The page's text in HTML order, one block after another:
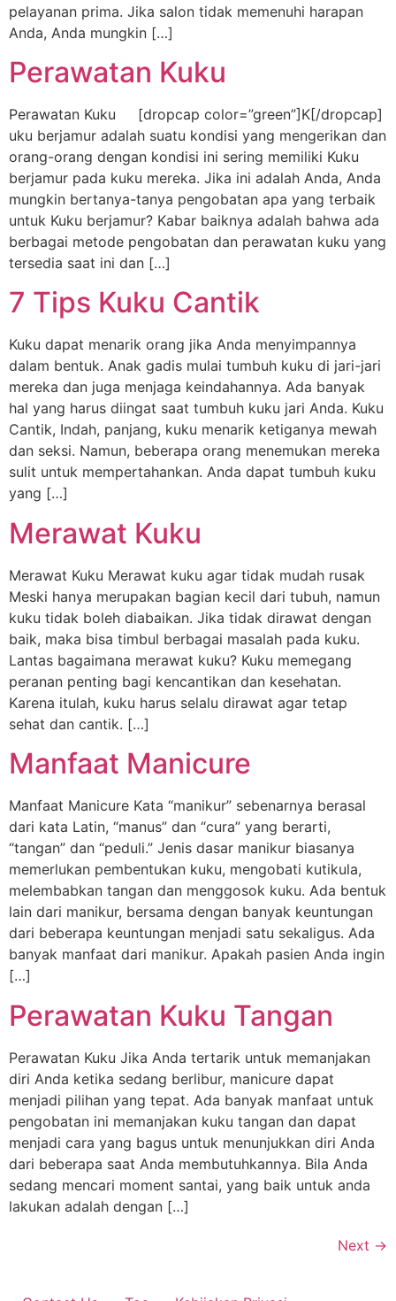
pelayanan prima. Jika salon tidak memenuhi harapan
Anda, Anda mungkin […]
Perawatan Kuku
Perawatan Kuku [dropcap color=”green”]K[/dropcap]
uku berjamur adalah suatu kondisi yang mengerikan dan
orang-orang dengan kondisi ini sering memiliki Kuku
berjamur pada kuku mereka. Jika ini adalah Anda, Anda
mungkin bertanya-tanya pengobatan apa yang terbaik
untuk Kuku berjamur? Kabar baiknya adalah bahwa ada
berbagai metode pengobatan dan perawatan kuku yang
tersedia saat ini dan […]
7 Tips Kuku Cantik
Kuku dapat menarik orang jika Anda menyimpannya
dalam bentuk. Anak gadis mulai tumbuh kuku di jari-jari
mereka dan juga menjaga keindahannya. Ada banyak
hal yang harus diingat saat tumbuh kuku jari Anda. Kuku
Cantik, Indah, panjang, kuku menarik ketiganya mewah
dan seksi. Namun, beberapa orang menemukan mereka
sulit untuk mempertahankan. Anda dapat tumbuh kuku
yang […]
Merawat Kuku
Merawat Kuku Merawat kuku agar tidak mudah rusak
Meski hanya merupakan bagian kecil dari tubuh, namun
kuku tidak boleh diabaikan. Jika tidak dirawat dengan
baik, maka bisa timbul berbagai masalah pada kuku.
Lantas bagaimana merawat kuku? Kuku memegang
peranan penting bagi kencantikan dan kesehatan.
Karena itulah, kuku harus selalu dirawat agar tetap
sehat dan cantik. […]
Manfaat Manicure
Manfaat Manicure Kata “manikur” sebenarnya berasal
dari kata Latin, “manus” dan “cura” yang berarti,
“tangan” dan “peduli.” Jenis dasar manikur biasanya
memerlukan pembentukan kuku, mengobati kutikula,
melembabkan tangan dan menggosok kuku. Ada bentuk
lain dari manikur, bersama dengan banyak keuntungan
dari beberapa keuntungan menjadi satu sekaligus. Ada
banyak manfaat dari manikur. Apakah pasien Anda ingin
[…]
Perawatan Kuku Tangan
Perawatan Kuku Jika Anda tertarik untuk memanjakan
diri Anda ketika sedang berlibur, manicure dapat
menjadi pilihan yang tepat. Ada banyak manfaat untuk
pengobatan ini memanjakan kuku tangan dan dapat
menjadi cara yang bagus untuk menunjukkan diri Anda
dari beberapa saat Anda membutuhkannya. Bila Anda
sedang mencari moment santai, yang baik untuk anda
lakukan adalah dengan […]
Next →